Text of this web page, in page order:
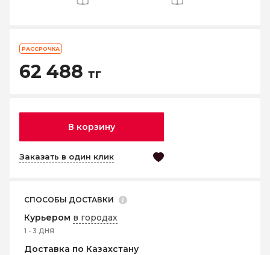
РАССРОЧКА
62 488 тг
В корзину
Заказать в один клик
СПОСОБЫ ДОСТАВКИ
Курьером в городах
1 - 3 ДНЯ
Доставка по Казахстану